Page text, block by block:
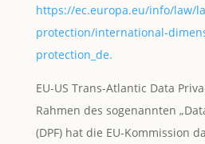
https://ec.europa.eu/info/law/
protection/international-
protection_de.
EU-US Trans-Atlantic Data
Rahmen des sogenannten
(DPF) hat die EU-Kommission